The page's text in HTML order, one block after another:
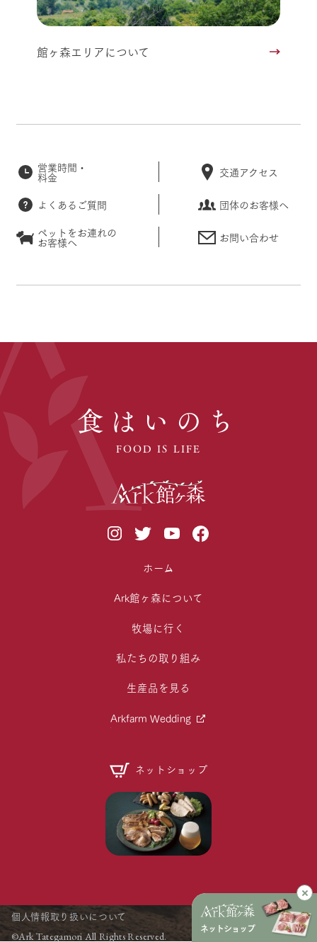
ネットショップ
館ヶ森エリアについて
営業時間・
料金 交通アクセス
よくあるご質問
団体のお客様へ
ペットをお連れの
お客様へ お問い合わせ
食はいのち
FOOD IS LIFE
ホーム
Ark館ヶ森について
牧場に行く
私たちの取り組み
生産品を見る
Arkfarm Wedding
ネットショップ
個人情報取り扱いについて
©Ark Tategamori All Rights Reserved.